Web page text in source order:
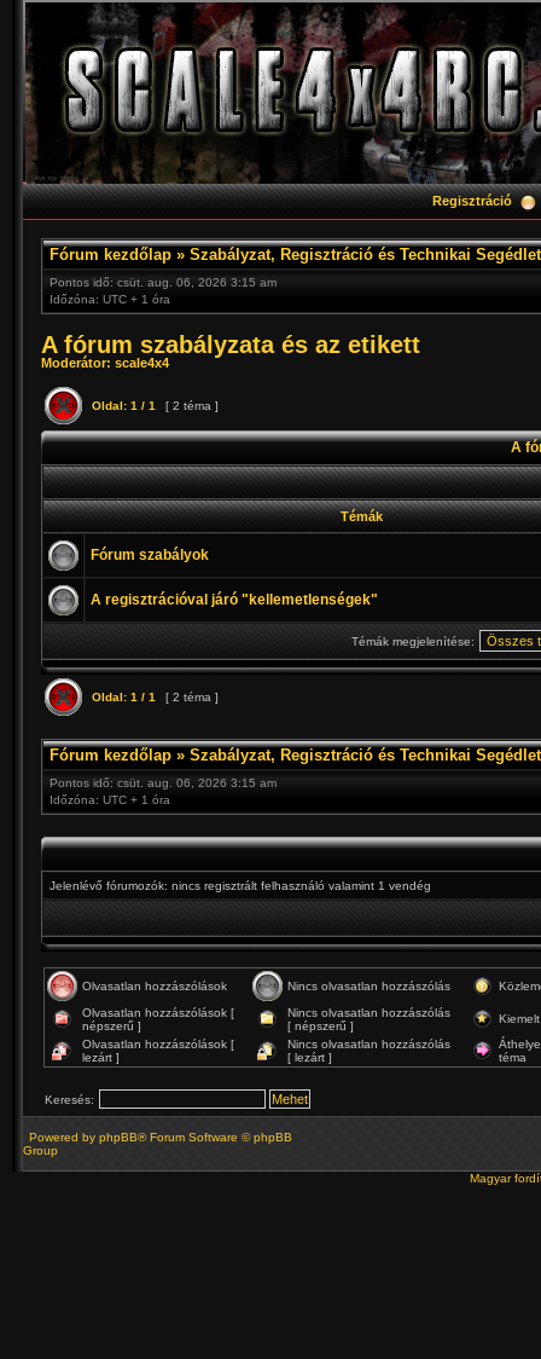
Regisztráció
Fórum kezdőlap » Szabályzat, Regisztráció és Technikai
Pontos idő: csüt. aug. 06, 2026 3:15 am
Időzóna: UTC + 1 óra
A fórum szabályzata és az etikett
Moderátor: scale4x4
Oldal: 1 / 1 [ 2 téma ]
A
Témák
Fórum szabályok
A regisztrációval járó "kellemetlenségek"
Témák megjelenítése:
Oldal: 1 / 1 [ 2 téma ]
Fórum kezdőlap » Szabályzat, Regisztráció és Technikai
Pontos idő: csüt. aug. 06, 2026 3:15 am
Időzóna: UTC + 1 óra
Jelenlévő fórumozók: nincs regisztrált felhasználó valamint 1 vendég
Olvasatlan hozzászólások Nincs olvasatlan hozzászólás
Olvasatlan hozzászólások [
népszerű ]
Nincs olvasatlan hozzászólás
[ népszerű ]
Kiemelt
Olvasatlan hozzászólások [
lezárt ]
Nincs olvasatlan hozzászólás
[ lezárt ]
téma
Keresés:
Powered by phpBB® Forum Software © phpBB
Group
Magyar